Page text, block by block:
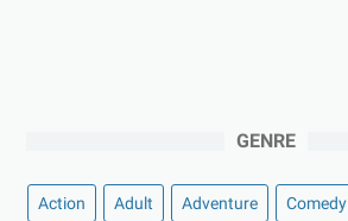
GENRE
Action Adult Adventure Comedy